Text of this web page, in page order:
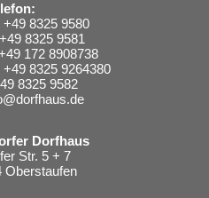
8325 9580
8325 9581
172 8908738
8325 9264380
8325 9582
Dorfhaus
Str. 5 + 7
Oberstaufen